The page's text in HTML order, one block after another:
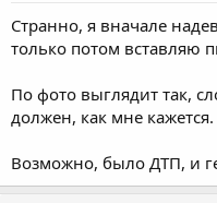
Странно, я вначале
только потом вставляю
По фото выглядит так,
должен, как мне кажется.
Возможно, было ДТП, и